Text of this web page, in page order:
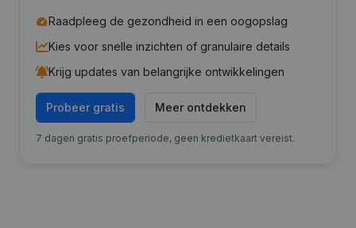
Raadpleeg de gezondheid in een oogopslag
Kies voor snelle inzichten of granulaire details
Krijg updates van belangrijke ontwikkelingen
Probeer gratis Meer ontdekken
7 dagen gratis proefperiode, geen kredietkaart vereist.